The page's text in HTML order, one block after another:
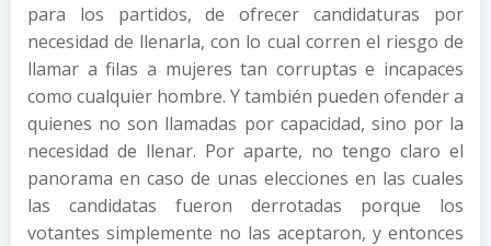
para los partidos, de ofrecer candidaturas por
necesidad de llenarla, con lo cual corren el riesgo de
llamar a filas a mujeres tan corruptas e incapaces
como cualquier hombre. Y también pueden ofender a
quienes no son llamadas por capacidad, sino por la
necesidad de llenar. Por aparte, no tengo claro el
panorama en caso de unas elecciones en las cuales
las candidatas fueron derrotadas porque los
votantes simplemente no las aceptaron, y entonces